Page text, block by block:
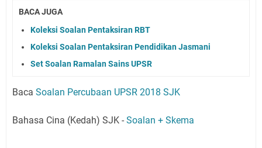
BACA JUGA
Koleksi Soalan Pentaksiran RBT
Koleksi Soalan Pentaksiran Pendidikan Jasmani
Set Soalan Ramalan Sains UPSR
Baca Soalan Percubaan UPSR 2018 SJK
Bahasa Cina (Kedah) SJK - Soalan + Skema